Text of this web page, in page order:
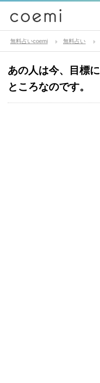
無料占いcoemi 無料占い
あの人は今、目標
ところなのです。